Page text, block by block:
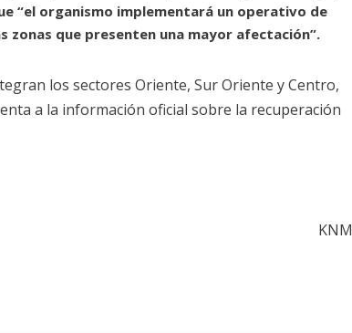
“el organismo implementará un operativo de
que presenten una mayor afectación”.
los sectores Oriente, Sur Oriente y Centro,
a la información oficial sobre la recuperación
KNM